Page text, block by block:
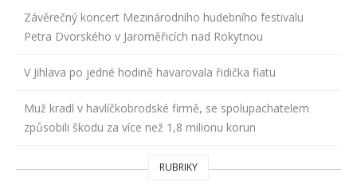
Závěrečný koncert Mezinárodního hudebního festivalu
Petra Dvorského v Jaroměřicích nad Rokytnou
V Jihlava po jedné hodině havarovala řidička fiatu
Muž kradl v havlíčkobrodské firmě, se spolupachatelem
způsobili škodu za více než 1,8 milionu korun
RUBRIKY